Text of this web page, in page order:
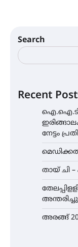
Search
Recent
ഐ.ഐ.ടി
നേട്ടം
തായ് ചി –
അന്തരിച്ചു
അരങ്ങ്